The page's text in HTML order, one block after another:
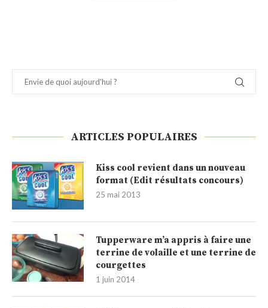
ARTICLES POPULAIRES
Kiss cool revient dans un nouveau
format (Edit résultats concours)
25 mai 2013
Tupperware m’a appris à faire une
terrine de volaille et une terrine de
courgettes
1 juin 2014